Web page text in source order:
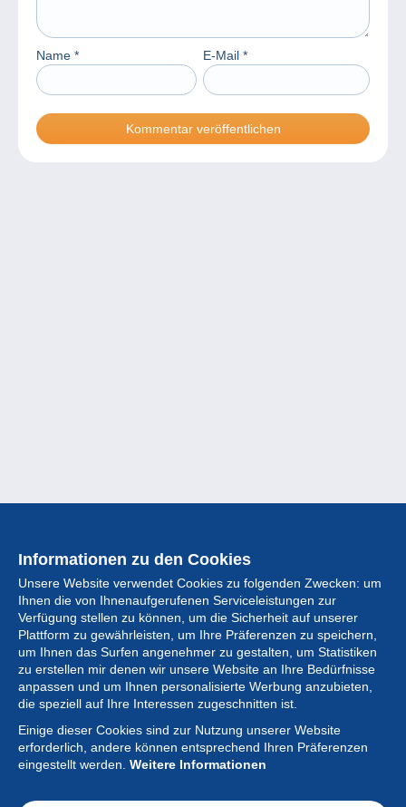
Name * E-Mail *
Informationen zu den Cookies
Unsere Website verwendet Cookies zu folgenden Zwecken: um
Ihnen die von Ihnenaufgerufenen Serviceleistungen zur
Verfügung stellen zu können, um die Sicherheit auf unserer
Plattform zu gewährleisten, um Ihre Präferenzen zu speichern,
um Ihnen das Surfen angenehmer zu gestalten, um Statistiken
zu erstellen mir denen wir unsere Website an Ihre Bedürfnisse
anpassen und um Ihnen personalisierte Werbung anzubieten,
die speziell auf Ihre Interessen zugeschnitten ist.
Einige dieser Cookies sind zur Nutzung unserer Website
erforderlich, andere können entsprechend Ihren Präferenzen
eingestellt werden. Weitere Informationen
Sammlung
Neuigkeiten
Artikel